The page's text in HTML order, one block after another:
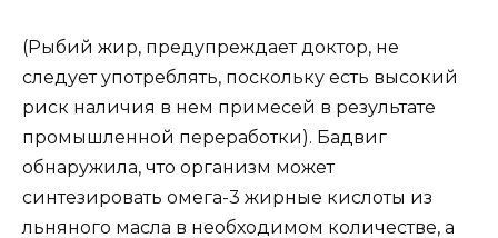
(Рыбий жир, предупреждает доктор, не
следует употреблять, поскольку есть высокий
риск наличия в нем примесей в результате
промышленной переработки). Бадвиг
обнаружила, что организм может
синтезировать омега-3 жирные кислоты из
льняного масла в необходимом количестве, а